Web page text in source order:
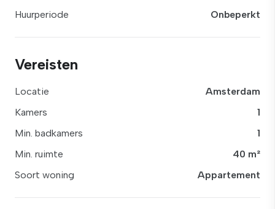
Huurperiode
Onbeperkt
Vereisten
Locatie
Amsterdam
Kamers
1
Min. badkamers
1
Min. ruimte
40 m²
Soort woning
Appartement